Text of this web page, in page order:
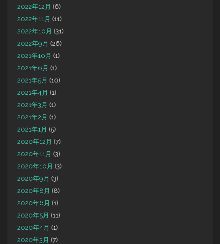
2022年12月 (6)
2022年11月 (11)
2022年10月 (31)
2022年9月 (26)
2021年10月 (1)
2021年6月 (1)
2021年5月 (10)
2021年4月 (1)
2021年3月 (1)
2021年2月 (1)
2021年1月 (5)
2020年12月 (7)
2020年11月 (3)
2020年10月 (3)
2020年9月 (3)
2020年8月 (8)
2020年6月 (1)
2020年5月 (11)
2020年4月 (1)
2020年3月 (7)